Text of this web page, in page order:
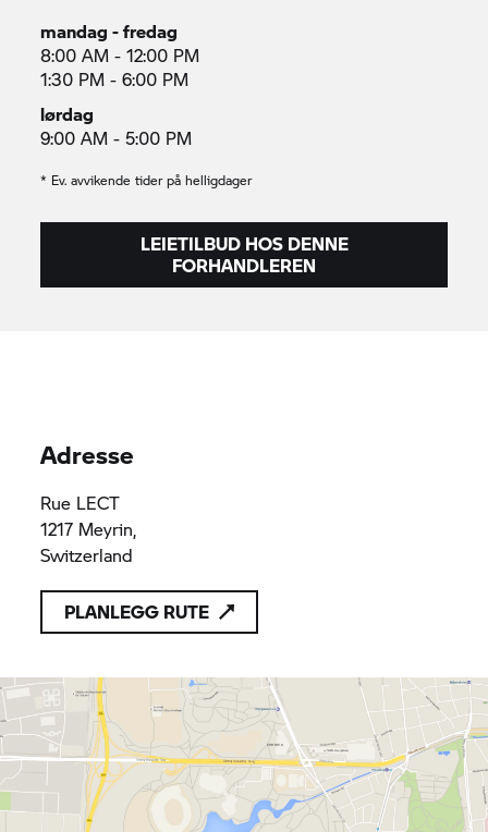
mandag - fredag
8:00 AM - 12:00 PM
1:30 PM - 6:00 PM
lørdag
9:00 AM - 5:00 PM
* Ev. avvikende tider på helligdager
LEIETILBUD HOS DENNE
FORHANDLEREN
Adresse
Rue LECT
1217 Meyrin,
Switzerland
PLANLEGG RUTE